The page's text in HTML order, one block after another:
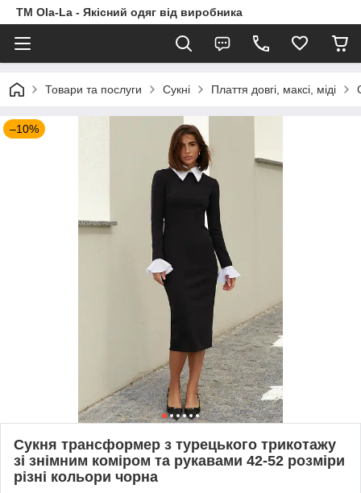
TM Ola-La - Якісний одяг від виробника
Товари та послуги Сукні Плаття довгі, максі, міді
–10%
Сукня трансформер з турецького трикотажу
зі знімним коміром та рукавами 42-52 розміри
різні кольори чорна